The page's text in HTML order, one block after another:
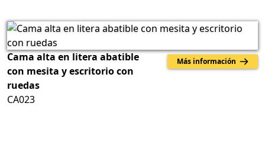
Más información
Cama alta en litera abatible
con mesita y escritorio con
ruedas
CA023